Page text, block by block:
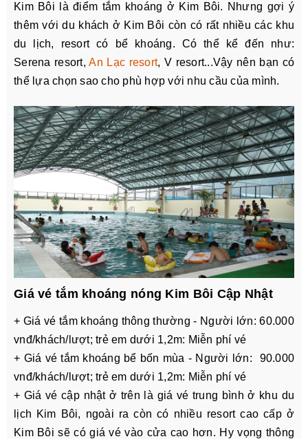
Kim Bôi là điểm tắm khoáng ở Kim Bôi. Nhưng gợi ý
thêm với du khách ở Kim Bôi còn có rất nhiều các khu
du lịch, resort có bể khoáng. Có thể kể đến như:
Serena resort, An Lạc resort, V resort...Vậy nên bạn có
thể lựa chọn sao cho phù hợp với nhu cầu của mình.
Giá vé tắm khoáng nóng Kim Bôi Cập Nhật
+ Giá vé tắm khoáng thông thường - Người lớn: 60.000
vnđ/khách/lượt; trẻ em dưới 1,2m: Miễn phí vé
+ Giá vé tắm khoáng bể bốn mùa - Người lớn: 90.000
vnđ/khách/lượt; trẻ em dưới 1,2m: Miễn phí vé
+ Giá vé cập nhật ở trên là giá vé trung bình ở khu du
lịch Kim Bôi, ngoài ra còn có nhiều resort cao cấp ở
Kim Bôi sẽ có giá vé vào cửa cao hơn. Hy vọng thông